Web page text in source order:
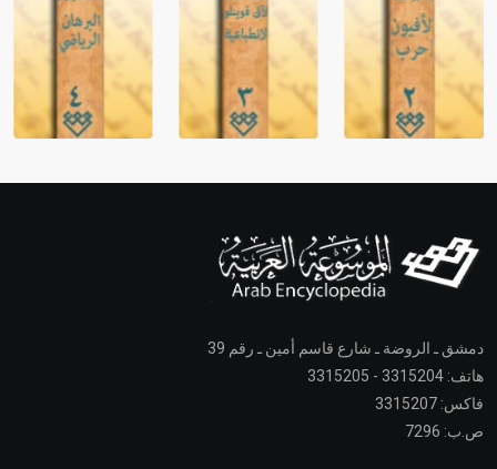
دمشق ـ الروضة ـ شارع قاسم أمين ـ رقم 39
هاتف: 3315204 - 3315205
فاكس: 3315207
ص.ب: 7296